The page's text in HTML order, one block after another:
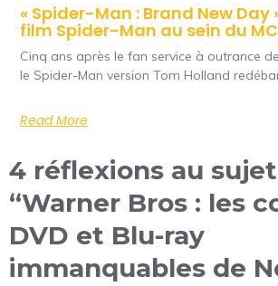
« Spider-Man : Brand New Day
film Spider-Man au sein du
Cinq ans après le fan service à outrance
le Spider-Man version Tom Holland
Read More
4 réflexions au
“Warner Bros : les
DVD et Blu-ray
immanquables de